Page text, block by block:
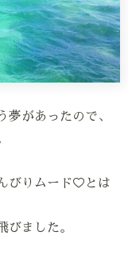
夢があったので、
びりムード♡とは
びました。